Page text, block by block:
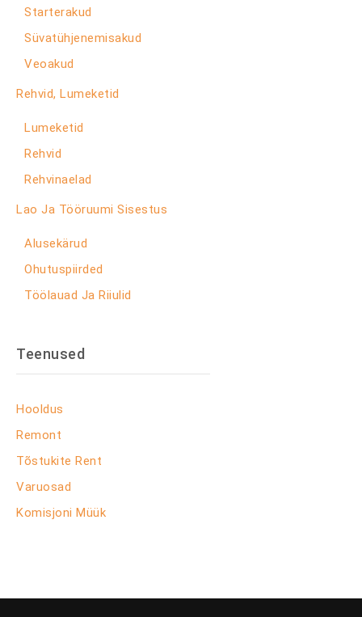
Starterakud
Süvatühjenemisakud
Veoakud
Rehvid, Lumeketid
Lumeketid
Rehvid
Rehvinaelad
Lao Ja Tööruumi Sisestus
Alusekärud
Ohutuspiirded
Töölauad Ja Riiulid
Teenused
Hooldus
Remont
Tõstukite Rent
Varuosad
Komisjoni Müük